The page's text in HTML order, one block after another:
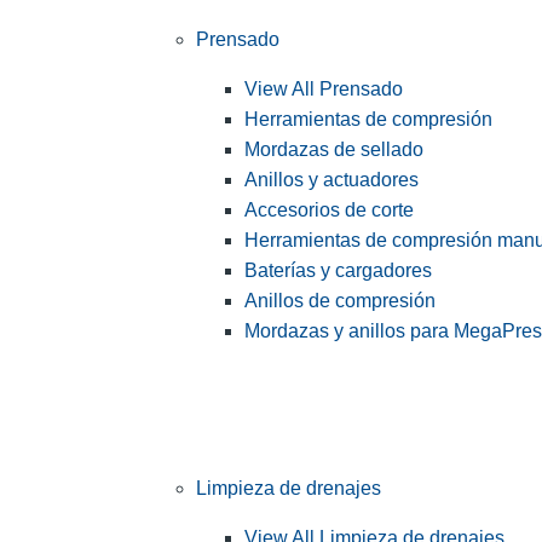
Prensado
View All Prensado
Herramientas de compresión
Mordazas de sellado
Anillos y actuadores
Accesorios de corte
Herramientas de compresión
Baterías y cargadores
Anillos de compresión
Mordazas y anillos para
Limpieza de drenajes
View All Limpieza de drenajes